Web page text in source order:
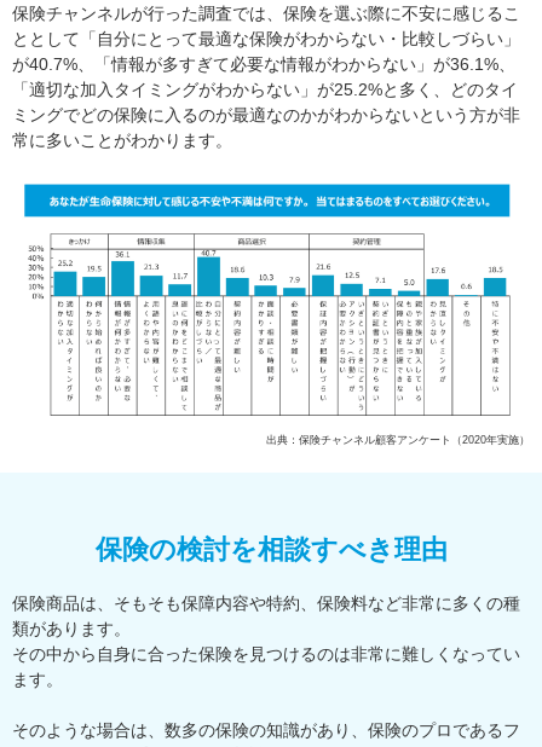
保険チャンネルが行った調査では、保険を選ぶ際に不安に感じるこ
ととして「自分にとって最適な保険がわからない・比較しづらい」
が40.7%、「情報が多すぎて必要な情報がわからない」が36.1%、
「適切な加入タイミングがわからない」が25.2%と多く、どのタイ
ミングでどの保険に入るのが最適なのかがわからないという方が非
常に多いことがわかります。
出典：保険チャンネル顧客アンケート（2020年実施）
保険の検討を相談すべき理由
保険商品は、そもそも保障内容や特約、保険料など非常に多くの種
類があります。
その中から自身に合った保険を見つけるのは非常に難しくなってい
ます。
そのような場合は、数多の保険の知識があり、保険のプロであるフ